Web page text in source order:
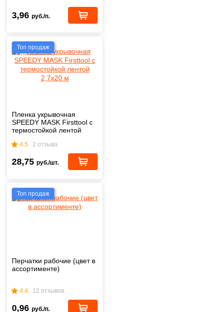
3,96 руб./п.
Топ продаж
Пленка укрывочная
SPEEDY MASK Firsttool с
термостойкой лентой
4.5 2 отзыва
28,75 руб./шт.
Топ продаж
Перчатки рабочие (цвет в
ассортименте)
4.4 12 отзывов
0,96 руб./п.